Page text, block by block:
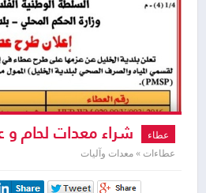
عطاء شراء معدات لحام و
عطاءات » معدات وآليات